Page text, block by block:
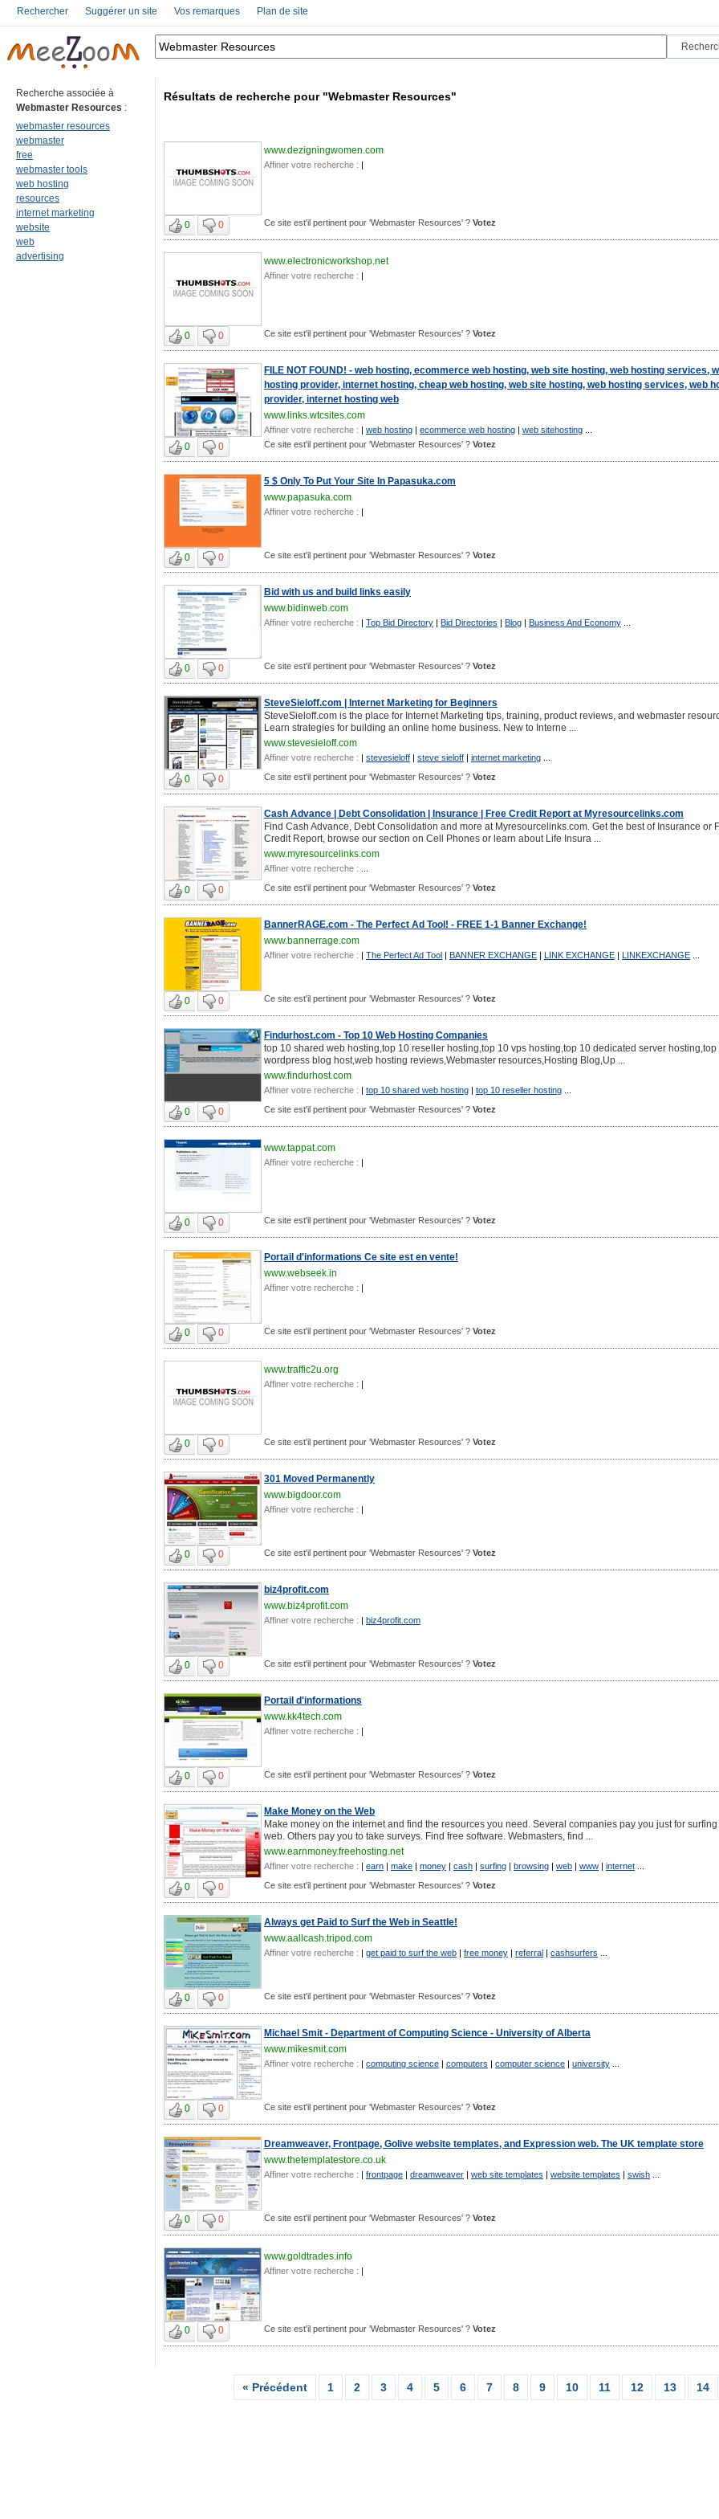
Rechercher Suggérer un site Vos remarques Plan de site
Recherche associée à
Webmaster Resources :
webmaster resources
webmaster
free
webmaster tools
web hosting
resources
internet marketing
website
web
advertising
Résultats de recherche pour "Webmaster Resources"
www.dezigningwomen.com
Affiner votre recherche : |
0 0 Ce site est'il pertinent pour 'Webmaster Resources' ? Votez
www.electronicworkshop.net
Affiner votre recherche : |
0 0 Ce site est'il pertinent pour 'Webmaster Resources' ? Votez
FILE NOT FOUND! - web hosting, ecommerce web hosting, web site hosting, web hosting services,
hosting provider, internet hosting, cheap web hosting, web site hosting, web hosting services, web
provider, internet hosting web
www.links.wtcsites.com
Affiner votre recherche : | web hosting | ecommerce web hosting | web sitehosting
0 0 Ce site est'il pertinent pour 'Webmaster Resources' ? Votez
5 $ Only To Put Your Site In Papasuka.com
www.papasuka.com
Affiner votre recherche : |
0 0 Ce site est'il pertinent pour 'Webmaster Resources' ? Votez
Bid with us and build links easily
www.bidinweb.com
Affiner votre recherche : | Top Bid Directory | Bid Directories | Blog | Business And Economy
0 0 Ce site est'il pertinent pour 'Webmaster Resources' ? Votez
SteveSieloff.com | Internet Marketing for Beginners
SteveSieloff.com is the place for Internet Marketing tips, training, product reviews, and webmaster
Learn strategies for building an online home business. New to Interne ...
www.stevesieloff.com
Affiner votre recherche : | stevesieloff | steve sieloff | internet marketing
0 0 Ce site est'il pertinent pour 'Webmaster Resources' ? Votez
Cash Advance | Debt Consolidation | Insurance | Free Credit Report at Myresourcelinks.com
Find Cash Advance, Debt Consolidation and more at Myresourcelinks.com. Get the best of Insurance or
Credit Report, browse our section on Cell Phones or learn about Life Insura ...
www.myresourcelinks.com
Affiner votre recherche :
0 0 Ce site est'il pertinent pour 'Webmaster Resources' ? Votez
BannerRAGE.com - The Perfect Ad Tool! - FREE 1-1 Banner Exchange!
www.bannerrage.com
Affiner votre recherche : | The Perfect Ad Tool | BANNER EXCHANGE | LINK EXCHANGE | LINKEXCHANGE
0 0 Ce site est'il pertinent pour 'Webmaster Resources' ? Votez
Findurhost.com - Top 10 Web Hosting Companies
top 10 shared web hosting,top 10 reseller hosting,top 10 vps hosting,top 10 dedicated server hosting,top
wordpress blog host,web hosting reviews,Webmaster resources,Hosting Blog,Up ...
www.findurhost.com
Affiner votre recherche : | top 10 shared web hosting | top 10 reseller hosting
0 0 Ce site est'il pertinent pour 'Webmaster Resources' ? Votez
www.tappat.com
Affiner votre recherche : |
0 0 Ce site est'il pertinent pour 'Webmaster Resources' ? Votez
Portail d'informations Ce site est en vente!
www.webseek.in
Affiner votre recherche : |
0 0 Ce site est'il pertinent pour 'Webmaster Resources' ? Votez
www.traffic2u.org
Affiner votre recherche : |
0 0 Ce site est'il pertinent pour 'Webmaster Resources' ? Votez
301 Moved Permanently
www.bigdoor.com
Affiner votre recherche : |
0 0 Ce site est'il pertinent pour 'Webmaster Resources' ? Votez
biz4profit.com
www.biz4profit.com
Affiner votre recherche : | biz4profit.com
0 0 Ce site est'il pertinent pour 'Webmaster Resources' ? Votez
Portail d'informations
www.kk4tech.com
Affiner votre recherche : |
0 0 Ce site est'il pertinent pour 'Webmaster Resources' ? Votez
Make Money on the Web
Make money on the internet and find the resources you need. Several companies pay you just for
web. Others pay you to take surveys. Find free software. Webmasters, find ...
www.earnmoney.freehosting.net
Affiner votre recherche : | earn | make | money | cash | surfing | browsing | web | www | internet
0 0 Ce site est'il pertinent pour 'Webmaster Resources' ? Votez
Always get Paid to Surf the Web in Seattle!
www.aallcash.tripod.com
Affiner votre recherche : | get paid to surf the web | free money | referral | cashsurfers
0 0 Ce site est'il pertinent pour 'Webmaster Resources' ? Votez
Michael Smit - Department of Computing Science - University of Alberta
www.mikesmit.com
Affiner votre recherche : | computing science | computers | computer science | university
0 0 Ce site est'il pertinent pour 'Webmaster Resources' ? Votez
Dreamweaver, Frontpage, Golive website templates, and Expression web. The UK template store
www.thetemplatestore.co.uk
Affiner votre recherche : | frontpage | dreamweaver | web site templates | website templates | swish
0 0 Ce site est'il pertinent pour 'Webmaster Resources' ? Votez
www.goldtrades.info
Affiner votre recherche : |
0 0 Ce site est'il pertinent pour 'Webmaster Resources' ? Votez
14
13
12
11
10
9
8
7
6
5
4
3
2
1
« Précédent